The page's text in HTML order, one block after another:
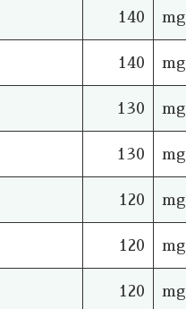
140 mg
140 mg
130 mg
130 mg
120 mg
120 mg
120 mg